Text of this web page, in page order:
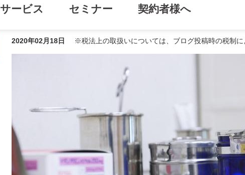
サービス セミナー 契約者様へ
2020年02月18日 ※税法上の取扱いについては、ブログ投稿時の税制に